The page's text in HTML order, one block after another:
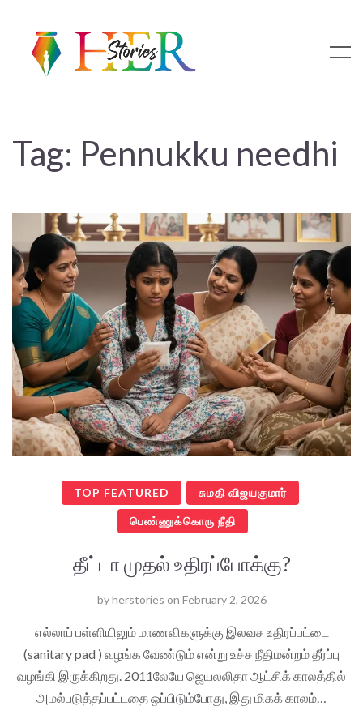
Tag: Pennukku needhi
TOP FEATURED சுமதி விஜயகுமார்
பெண்ணுக்கொரு நீதி
தீட்டா முதல் உதிரப்போக்கு?
byherstories on February 2, 2026
எல்லாப் பள்ளியிலும் மாணவிகளுக்கு இலவச உதிரப்பட்டை
(sanitary pad ) வழங்க வேண்டும் என்று உச்ச நீதிமன்றம் தீர்ப்பு
வழங்கி இருக்கிறது. 2011லேயே ஜெயலலிதா ஆட்சிக் காலத்தில்
அமல்படுத்தப்பட்டதை ஒப்பிடும்போது, இது மிகக் காலம்…